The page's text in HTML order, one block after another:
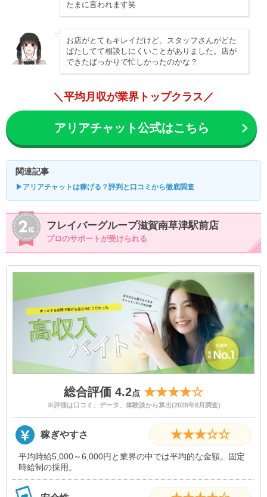
たまに言われます笑
お店がとてもキレイだけど、スタッフさんがどた
ばたしてて相談しにくいことがありました。店が
できたばっかりで忙しかったのかな？
＼平均月収が業界トップクラス／
アリアチャット公式はこちら
関連記事
▶アリアチャットは稼げる？評判と口コミから徹底調査
フレイバーグループ滋賀南草津駅前店
プロのサポートが受けられる
総合評価 4.2点 ★★★★☆
※評価は口コミ、データ、体験談から算出(2026年8月調査)
稼ぎやすさ ★★★☆☆
平均時給5,000～6,000円と業界の中では平均的な金額。固定
時給制の採用。